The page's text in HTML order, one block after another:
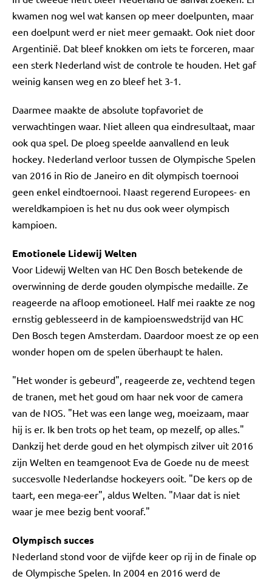
kwamen nog wel wat kansen op meer doelpunten, maar
een doelpunt werd er niet meer gemaakt. Ook niet door
Argentinië. Dat bleef knokken om iets te forceren, maar
een sterk Nederland wist de controle te houden. Het gaf
weinig kansen weg en zo bleef het 3-1.
Daarmee maakte de absolute topfavoriet de
verwachtingen waar. Niet alleen qua eindresultaat, maar
ook qua spel. De ploeg speelde aanvallend en leuk
hockey. Nederland verloor tussen de Olympische Spelen
van 2016 in Rio de Janeiro en dit olympisch toernooi
geen enkel eindtoernooi. Naast regerend Europees- en
wereldkampioen is het nu dus ook weer olympisch
kampioen.
Emotionele Lidewij Welten
Voor Lidewij Welten van HC Den Bosch betekende de
overwinning de derde gouden olympische medaille. Ze
reageerde na afloop emotioneel. Half mei raakte ze nog
ernstig geblesseerd in de kampioenswedstrijd van HC
Den Bosch tegen Amsterdam. Daardoor moest ze op een
wonder hopen om de spelen überhaupt te halen.
"Het wonder is gebeurd", reageerde ze, vechtend tegen
de tranen, met het goud om haar nek voor de camera
van de NOS. "Het was een lange weg, moeizaam, maar
hij is er. Ik ben trots op het team, op mezelf, op alles."
Dankzij het derde goud en het olympisch zilver uit 2016
zijn Welten en teamgenoot Eva de Goede nu de meest
succesvolle Nederlandse hockeyers ooit. "De kers op de
taart, een mega-eer", aldus Welten. "Maar dat is niet
waar je mee bezig bent vooraf."
Olympisch succes
Nederland stond voor de vijfde keer op rij in de finale op
de Olympische Spelen. In 2004 en 2016 werd de